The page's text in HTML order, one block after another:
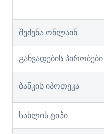
შეძენა ონლაინ
განვადების პირობები
ბანკის იპოთეკა
სახლის ტიპი